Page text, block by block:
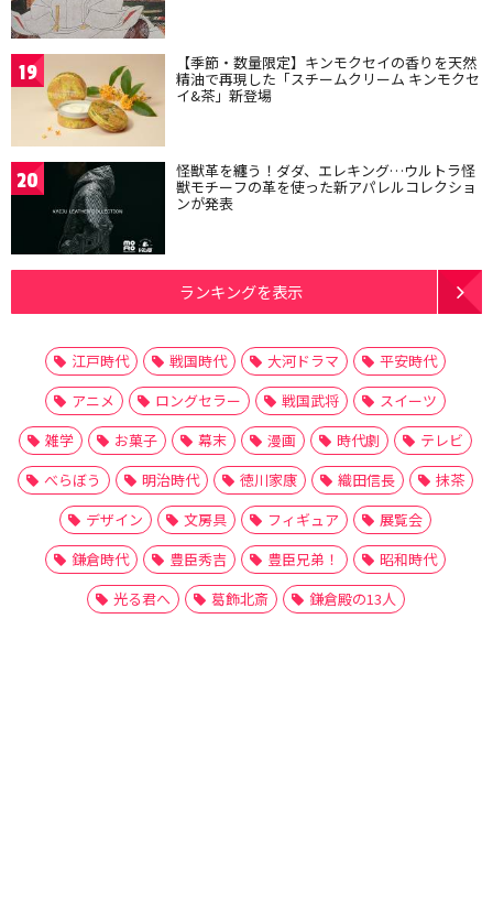
19 【季節・数量限定】キンモクセイの香りを天然
精油で再現した「スチームクリーム キンモクセ
イ&茶」新登場
20 怪獣革を纏う！ダダ、エレキング…ウルトラ怪
獣モチーフの革を使った新アパレルコレクショ
ンが発表
ランキングを表示
江戸時代 戦国時代 大河ドラマ
平安時代
アニメ
ロングセラー 戦国武将
スイーツ
雑学
お菓子 幕末 漫画 時代劇
テレビ
べらぼう
明治時代 徳川家康 織田信長
抹茶
デザイン
文房具 フィギュア
展覧会
鎌倉時代
豊臣秀吉 豊臣兄弟！
昭和時代
光る君へ
葛飾北斎 鎌倉殿の13人